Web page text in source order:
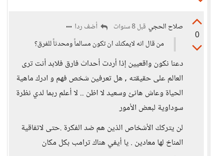
0
صلاح الحجي قبل 8 سنوات
أضف ردا
من قال انه لايمكنك ان تكون مسالماً ومحدثاً للفرق؟
دعنا نكون واقعيين إذا أردت أحداث فارق فلابد أنت ترى
العالم على حقيقته , هل تعرفين شخص فهم و ادرك ماهية
الحياة وعاش هانئ وسعيد لا اظن .. لا أعلم ربما لدي نظرة
سوداوية لبعض الأمور
لن يتركك الأشخاص الذين هم ضد الفكرة .حتى لاتفاقية
المناخ لها معادين . يا أيفي هناك ترامب بكل مكان